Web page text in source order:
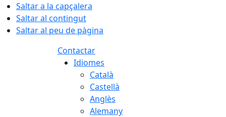
Saltar a la capçalera
Saltar al contingut
Saltar al peu de pàgina
Contactar
Idiomes
Català
Castellà
Anglès
Alemany